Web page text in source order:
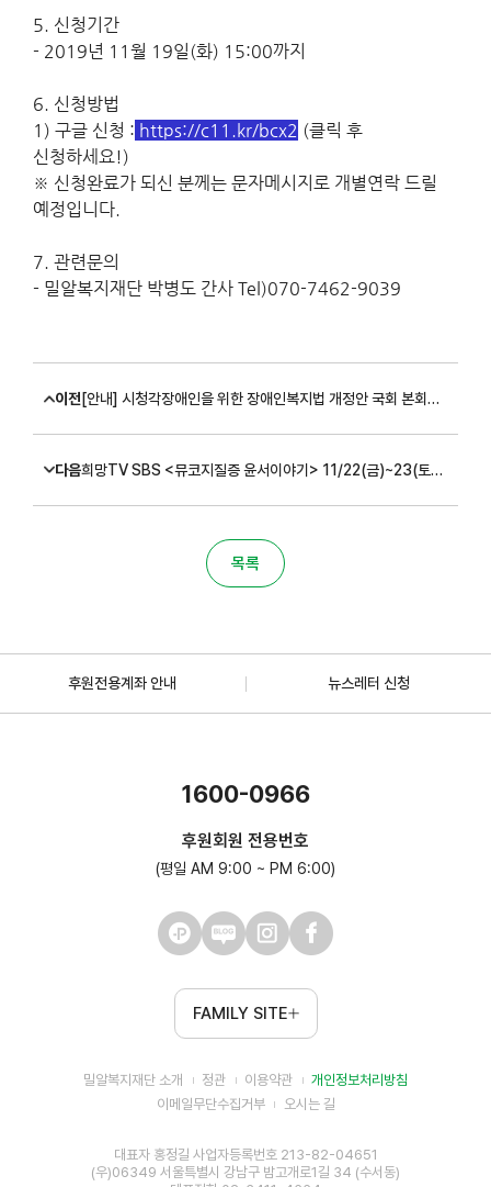
5. 신청기간
- 2019년 11 월 19일 (화) 15:00까지
6. 신청방법
1) 구글 신청 : https://c11.kr/bcx2 (클릭 후
신청하세요!)
※ 신청완료가 되신 분께는 문자메시지로 개별연락 드릴
예정입니다.
7. 관련문의
- 밀알복지재단 박병도 간사 Tel)070-7462-9039
이전 [안내] 시청각장애인을 위한 장애인복지법 개정안 국회 본회의 통과
다음 희망TV SBS <뮤코지질증 윤서이야기> 11/22(금)~23(토) 방영안내
목록
후원전용계좌 안내 뉴스레터 신청
1600-0966
후원회원 전용번호
(평일 AM 9:00 ~ PM 6:00)
FAMILY SITE
밀알복지재단 소개 정관 이용약관
개인정보처리방침
이메일무단수집거부
오시는 길
대표자 홍정길 사업자등록번호 213-82-04651
(우)06349 서울특별시 강남구 밤고개로1길 34 (수서동)